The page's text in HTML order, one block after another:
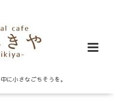
に小さなごちそうを。